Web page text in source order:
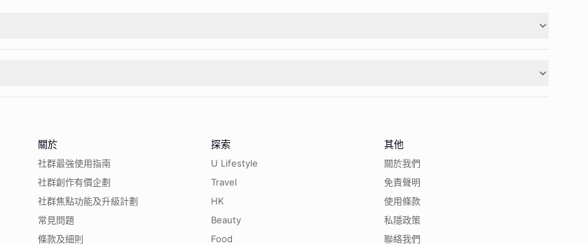
關於
社群最強使用指南
社群創作有價企劃
社群焦點功能及升級計劃
常見問題
條款及細則
探索
U Lifestyle
Travel
HK
Beauty
Food
其他
關於我們
免責聲明
使用條款
私隱政策
聯絡我們